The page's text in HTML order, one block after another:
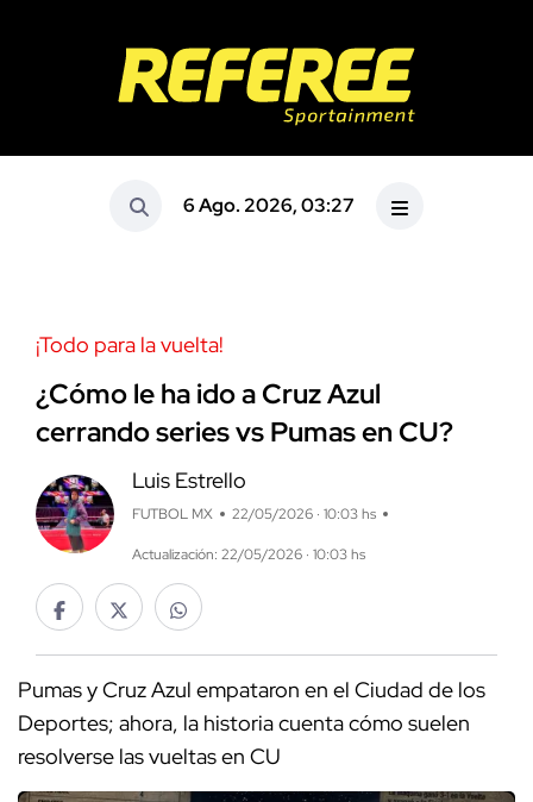
6 Ago. 2026, 03:27
¡Todo para la vuelta!
¿Cómo le ha ido a Cruz Azul
cerrando series vs Pumas en CU?
Luis Estrello
FUTBOL MX 22/05/2026 · 10:03 hs
Actualización: 22/05/2026 · 10:03 hs
Pumas y Cruz Azul empataron en el Ciudad de los
Deportes; ahora, la historia cuenta cómo suelen
resolverse las vueltas en CU